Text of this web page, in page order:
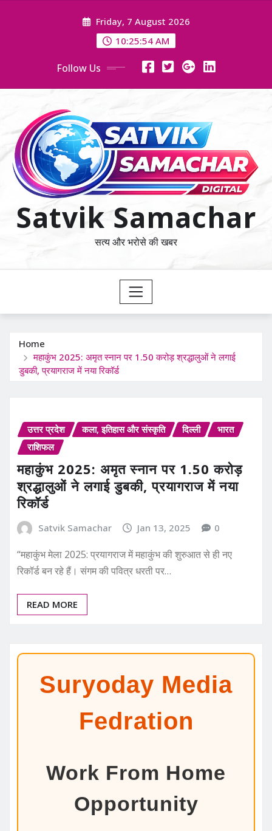
Friday, 7 August 2026
10:25:55 AM
Follow Us
Satvik Samachar
सत्य और भरोसे की खबर
Home
महाकुंभ 2025: अमृत स्नान पर 1.50 करोड़ श्रद्धालुओं ने लगाई
डुबकी, प्रयागराज में नया रिकॉर्ड
उत्तर प्रदेश कला, इतिहास और संस्कृति दिल्ली
भारत
राशिफल
महाकुंभ 2025: अमृत स्नान पर 1.50 करोड़
श्रद्धालुओं ने लगाई डुबकी, प्रयागराज में नया
रिकॉर्ड
Satvik Samachar Jan 13, 2025 0
“महाकुंभ मेला 2025: प्रयागराज में महाकुंभ की शुरुआत से ही नए
रिकॉर्ड बन रहे हैं। संगम की पवित्र धरती पर…
READ MORE
Suryoday Media
Fedration
Work From Home
Opportunity